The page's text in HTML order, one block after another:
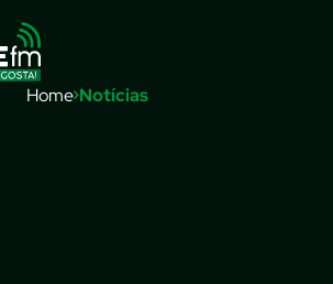
Home Notícias